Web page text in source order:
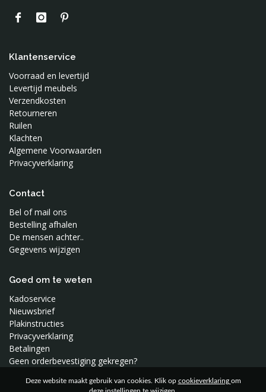
Deze website maakt gebruik van cookies. Klik op cookieverklaring om
Klantenservice
Voorraad en levertijd
Levertijd meubels
Verzendkosten
Retourneren
Ruilen
Klachten
Algemene Voorwaarden
Privacyverklaring
Contact
Bel of mail ons
Bestelling afhalen
De mensen achter..
Gegevens wijzigen
Goed om te weten
Kadoservice
Nieuwsbrief
Plakinstructies
Privacyverklaring
Betalingen
Geen orderbevestiging gekregen?